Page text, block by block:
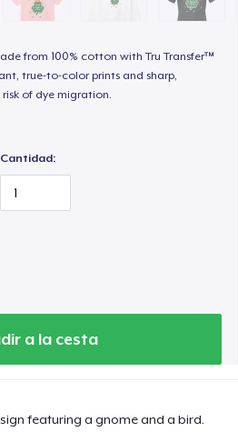
from 100% cotton with Tru Transfer™
true-to-color prints and sharp,
of dye migration.
Cantidad:
a la cesta
featuring a gnome and a bird.
Premium Tee
Crewneck Sweatshirt
Unisex Premium Hoodie
Next Level 3600 | Premium Ring-Spun Cotton T-Shirt